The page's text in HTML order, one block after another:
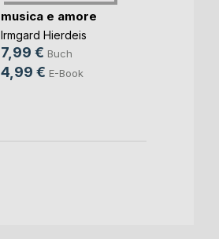
musica e amore
Irmgard Hierdeis
7,99 € Buch
4,99 € E-Book